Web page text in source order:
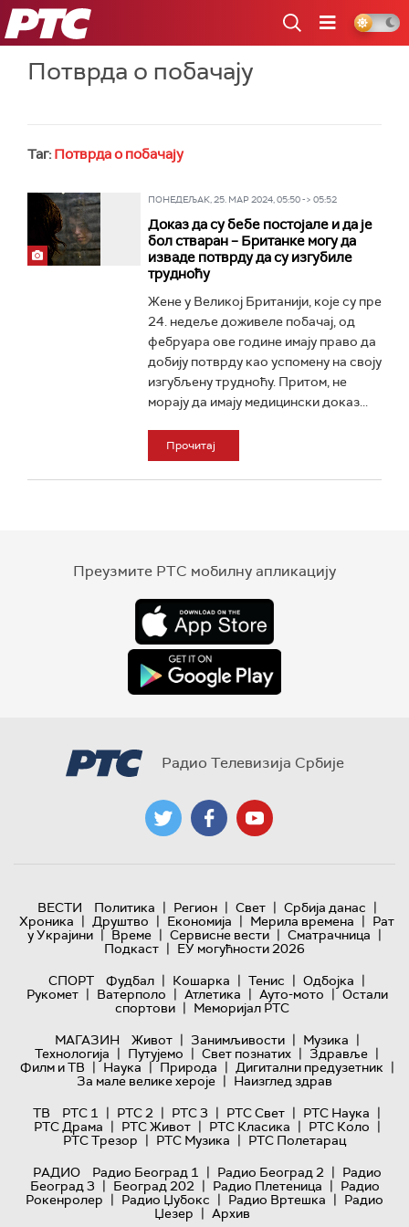
РТС
Потврда о побачају
Таг: Потврда о побачају
ПОНЕДЕЉАК, 25. МАР 2024, 05:50 -> 05:52
Доказ да су бебе постојале и да је
бол стваран – Британке могу да
изваде потврду да су изгубиле
трудноћу
Жене у Великој Британији, које су пре
24. недеље доживеле побачај, од
фебруара ове године имају право да
добију потврду као успомену на своју
изгубљену трудноћу. Притом, не
морају да имају медицински доказ...
Прочитај
Преузмите РТС мобилну апликацију
Радио Телевизија Србије
ВЕСТИ Политика | Регион | Свет | Србија данас |
Хроника | Друштво | Економија | Мерила времена | Рат
у Украјини | Време | Сервисне вести | Сматрачница |
Подкаст | ЕУ могућности 2026
СПОРТ
Фудбал | Кошарка | Тенис | Одбојка |
Рукомет | Ватерполо | Атлетика | Ауто-мото | Остали
спортови | Меморијал РТС
МАГАЗИН
Живот | Занимљивости | Музика |
Технологијa | Путујемо | Свет познатих | Здравље |
Филм и ТВ | Наука | Природа | Дигитални предузетник |
За мале велике хероје | Наизглед здрав
ТВ
РТС 1 | РТС 2 | РТС 3 | РТС Свет | РТС Наука |
РТС Драма | РТС Живот | РТС Класика | РТС Коло |
РТС Трезор | РТС Музика | РТС Полетарац
РАДИО
Радио Београд 1 | Радио Београд 2 | Радио
Београд 3 | Београд 202 | Радио Плетеница | Радио
Рокенролер | Радио Џубокс | Радио Вртешка | Радио
Џезер | Архив